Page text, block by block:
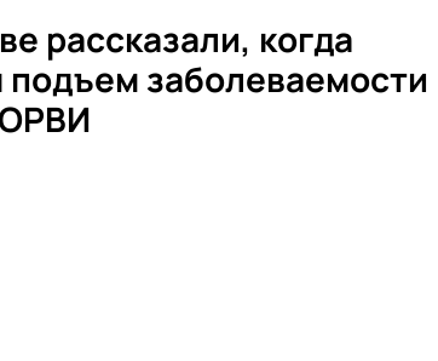
рассказали, когда
заболеваемости